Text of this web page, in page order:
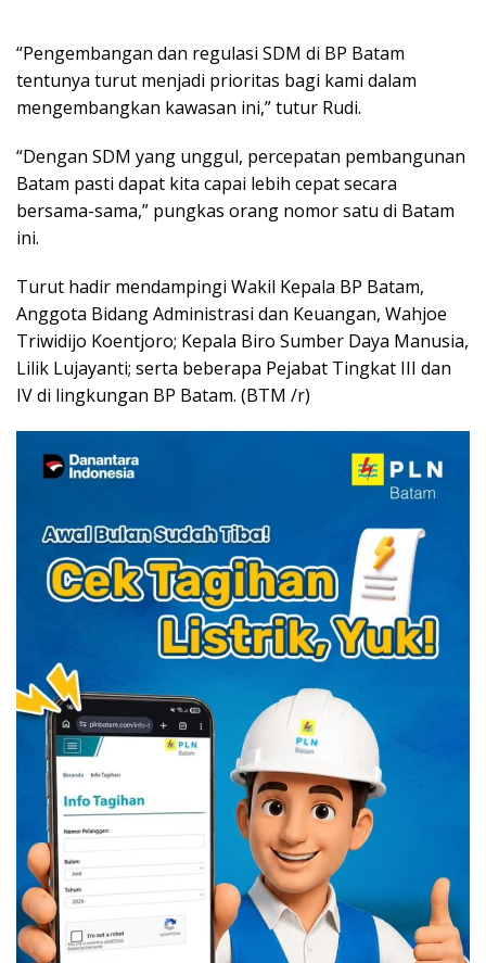
“Pengembangan dan regulasi SDM di BP Batam
tentunya turut menjadi prioritas bagi kami dalam
mengembangkan kawasan ini,” tutur Rudi.
“Dengan SDM yang unggul, percepatan pembangunan
Batam pasti dapat kita capai lebih cepat secara
bersama-sama,” pungkas orang nomor satu di Batam
ini.
Turut hadir mendampingi Wakil Kepala BP Batam,
Anggota Bidang Administrasi dan Keuangan, Wahjoe
Triwidijo Koentjoro; Kepala Biro Sumber Daya Manusia,
Lilik Lujayanti; serta beberapa Pejabat Tingkat III dan
IV di lingkungan BP Batam. (BTM /r)